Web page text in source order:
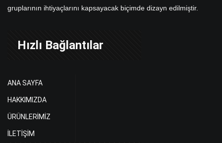
gruplarının ihtiyaçlarını kapsayacak biçimde dizayn edilmiştir.
Hızlı Bağlantılar
ANA SAYFA
HAKKIMIZDA
ÜRÜNLERİMİZ
İLETİŞİM